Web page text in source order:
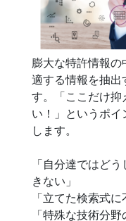
膨大な特許情報
適する情報を抽
す。「ここだけ抑
い！」というポ
します。
「自分達ではど
きない」
「立てた検索式に
「特殊な技術分